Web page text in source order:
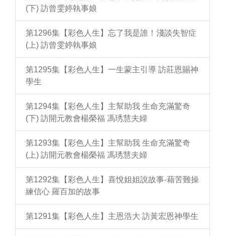
(下) 訪曾雯婷執事娘
第1296集【彩色人生】忘了我是誰！淺談失智症
(上) 訪曾雯婷執事娘
第1295集【彩色人生】一生蒙主引導 訪莊恩賜神
學生
第1294集【彩色人生】主幫助我 生命充滿驚奇
(下) 訪開元教會楊榮福 馮琇慧夫婦
第1293集【彩色人生】主幫助我 生命充滿驚奇
(上) 訪開元教會楊榮福 馮琇慧夫婦
第1292集【彩色人生】喜悅姐姐說故事-藉苦難操
練信心 羅百加的故事
第1291集【彩色人生】主恩浩大 訪黃宏恩神學生